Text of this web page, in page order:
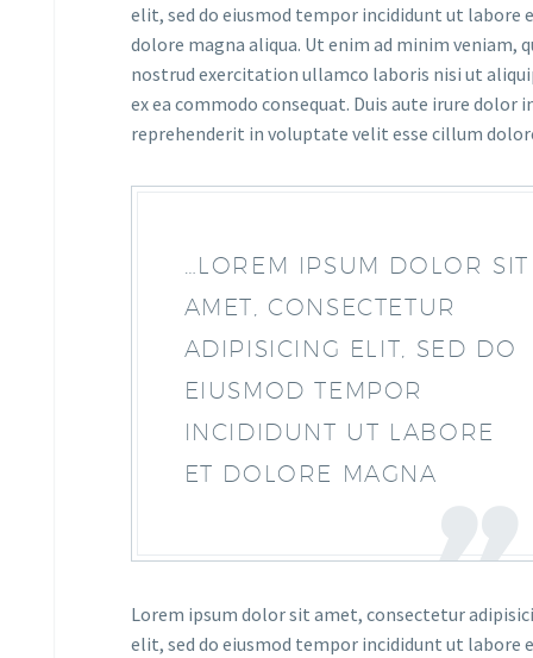
elit, sed do eiusmod tempor incididunt ut labore
dolore magna aliqua. Ut enim ad minim veniam,
nostrud exercitation ullamco laboris nisi ut
ex ea commodo consequat. Duis aute irure dolor
reprehenderit in voluptate velit esse cillum
…LOREM IPSUM DOLOR SIT
AMET, CONSECTETUR
ADIPISICING ELIT, SED DO
EIUSMOD TEMPOR
INCIDIDUNT UT LABORE
ET DOLORE MAGNA
Lorem ipsum dolor sit amet, consectetur
elit, sed do eiusmod tempor incididunt ut labore